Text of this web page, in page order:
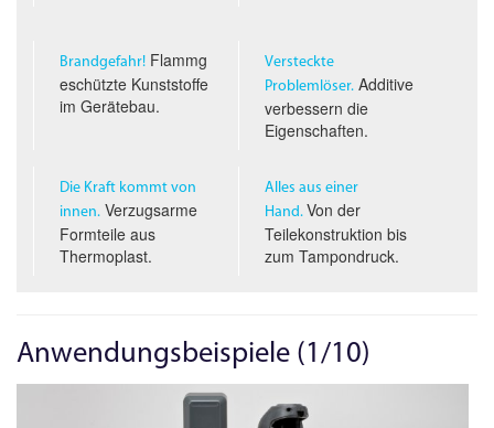
Brandgefahr!Flammg
eschützte Kunststoffe
im Gerätebau.
Versteckte
Problemlöser.Additive
verbessern die
Eigenschaften.
Die Kraft kommt von
innen.Verzugsarme
Formteile aus
Thermoplast.
Alles aus einer
Hand. Von der
Teilekonstruktion bis
zum Tampondruck.
Anwendungsbeispiele (1/10)